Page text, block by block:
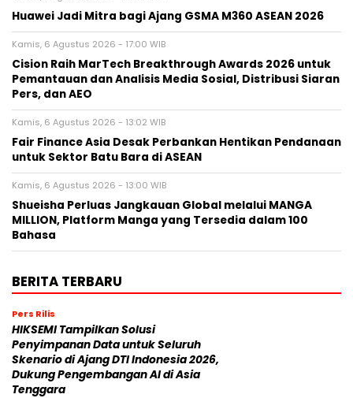
Huawei Jadi Mitra bagi Ajang GSMA M360 ASEAN 2026
Kamis, 6 Agustus 2026 - 17:00 WIB
Cision Raih MarTech Breakthrough Awards 2026 untuk
Pemantauan dan Analisis Media Sosial, Distribusi Siaran
Pers, dan AEO
Kamis, 6 Agustus 2026 - 13:02 WIB
Fair Finance Asia Desak Perbankan Hentikan Pendanaan
untuk Sektor Batu Bara di ASEAN
Kamis, 6 Agustus 2026 - 13:00 WIB
Shueisha Perluas Jangkauan Global melalui MANGA
MILLION, Platform Manga yang Tersedia dalam 100
Bahasa
BERITA TERBARU
Pers Rilis
HIKSEMI Tampilkan Solusi
Penyimpanan Data untuk Seluruh
Skenario di Ajang DTI Indonesia 2026,
Dukung Pengembangan AI di Asia
Tenggara